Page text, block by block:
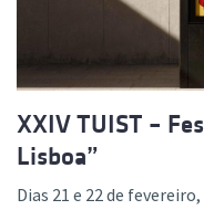
XXIV TUIST –
Lisboa”
Dias 21 e 22 de